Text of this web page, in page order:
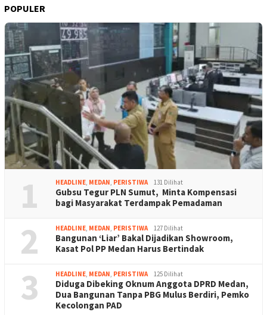
POPULER
1 HEADLINE, MEDAN, PERISTIWA 131 Dilihat
Gubsu Tegur PLN Sumut, Minta Kompensasi
bagi Masyarakat Terdampak Pemadaman
2 HEADLINE, MEDAN, PERISTIWA 127 Dilihat
Bangunan ‘Liar’ Bakal Dijadikan Showroom,
Kasat Pol PP Medan Harus Bertindak
3 HEADLINE, MEDAN, PERISTIWA 125 Dilihat
Diduga Dibeking Oknum Anggota DPRD Medan,
Dua Bangunan Tanpa PBG Mulus Berdiri, Pemko
Kecolongan PAD